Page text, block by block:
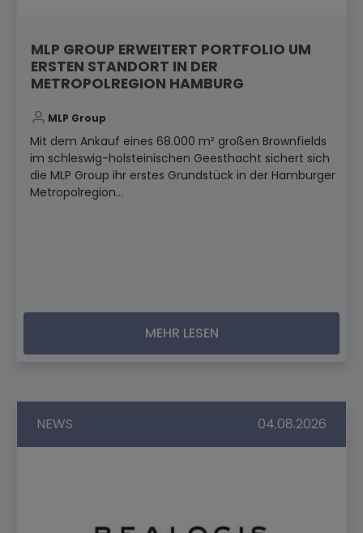
MLP GROUP ERWEITERT PORTFOLIO UM
ERSTEN STANDORT IN DER
METROPOLREGION HAMBURG
MLP Group
Mit dem Ankauf eines 68.000 m² großen Brownfields
im schleswig-holsteinischen Geesthacht sichert sich
die MLP Group ihr erstes Grundstück in der Hamburger
Metropolregion...
MEHR LESEN
NEWS 04.08.2026